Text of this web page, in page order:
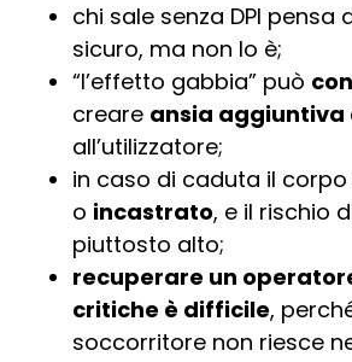
chi sale senza DPI pensa
sicuro, ma non lo è;
“l’effetto gabbia” può
creare ansia aggiuntiva
all’utilizzatore;
in caso di caduta il
o incastrato, e il rischio
piuttosto alto;
recuperare un
critiche è difficile,
soccorritore non riesce